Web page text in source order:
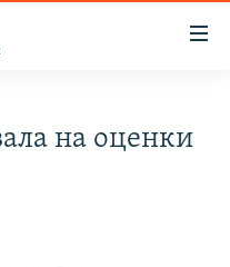
на оценки